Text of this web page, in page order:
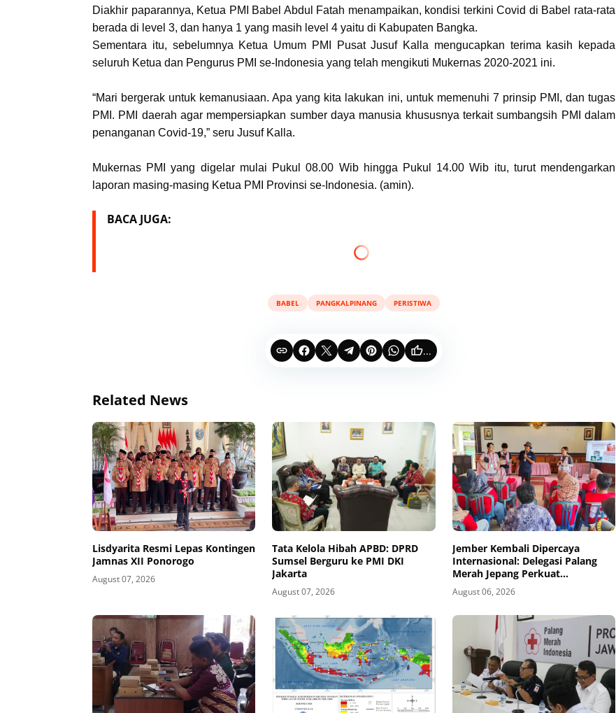
Diakhir paparannya, Ketua PMI Babel Abdul Fatah menampaikan, kondisi terkini Covid di Babel rata-rata
berada di level 3, dan hanya 1 yang masih level 4 yaitu di Kabupaten Bangka.
Sementara itu, sebelumnya Ketua Umum PMI Pusat Jusuf Kalla mengucapkan terima kasih kepada
seluruh Ketua dan Pengurus PMI se-Indonesia yang telah mengikuti Mukernas 2020-2021 ini.
“Mari bergerak untuk kemanusiaan. Apa yang kita lakukan ini, untuk memenuhi 7 prinsip PMI, dan tugas
PMI. PMI daerah agar mempersiapkan sumber daya manusia khususnya terkait sumbangsih PMI dalam
penanganan Covid-19,” seru Jusuf Kalla.
Mukernas PMI yang digelar mulai Pukul 08.00 Wib hingga Pukul 14.00 Wib itu, turut mendengarkan
laporan masing-masing Ketua PMI Provinsi se-Indonesia. (amin).
BACA JUGA:
BABEL PANGKALPINANG PERISTIWA
...
Related News
Lisdyarita Resmi Lepas Kontingen
Jamnas XII Ponorogo
August 07, 2026
Tata Kelola Hibah APBD: DPRD
Sumsel Berguru ke PMI DKI
Jakarta
August 07, 2026
Jember Kembali Dipercaya
Internasional: Delegasi Palang
Merah Jepang Perkuat
Kesiapsiagaan Bencana di
Kawasan Pesisir dan Sekolah
August 06, 2026